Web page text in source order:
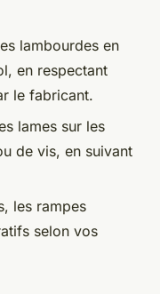
lambourdes en
en respectant
le fabricant.
lames sur les
de vis, en suivant
les rampes
selon vos